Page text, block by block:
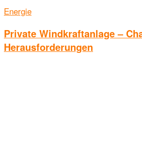
Energie
Private Windkraftanlage –
Herausforderungen